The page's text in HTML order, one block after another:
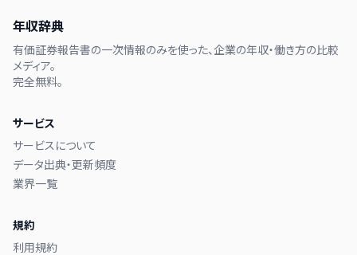
年収辞典
有価証券報告書の一次情報のみを使った、企業の年収・働き方の比較
メディア。
完全無料。
サービス
サービスについて
データ出典・更新頻度
業界一覧
規約
利用規約